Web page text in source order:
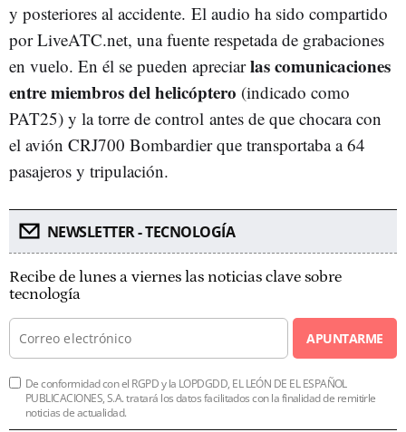
y posteriores al accidente. El audio ha sido compartido
por LiveATC.net, una fuente respetada de grabaciones
en vuelo. En él se pueden apreciarlas comunicaciones
entre miembros del helicóptero (indicado como
PAT25) y la torre de control antes de que chocara con
el avión CRJ700 Bombardier que transportaba a 64
pasajeros y tripulación.
NEWSLETTER - TECNOLOGÍA
Recibe de lunes a viernes las noticias clave sobre
tecnología
APUNTARME
De conformidad con el RGPD y la LOPDGDD, EL LEÓN DE EL ESPAÑOL
PUBLICACIONES, S.A. tratará los datos facilitados con la finalidad de remitirle
noticias de actualidad.